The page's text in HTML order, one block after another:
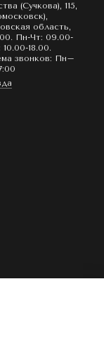
(Сучкова), 115,
область,
Пн-Чт: 09.00-
18.00.
звонков: Пн–